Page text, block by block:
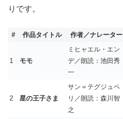
りです。
# 作品タイトル 作者／ナレーター
1 モモ
ミヒャエル・エン
デ／朗読：池田秀
一
2 星の王子さま
サン＝テグジュペ
リ／朗読：森川智
之